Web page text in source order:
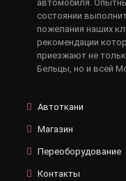
автомобиля.
состоянии
пожелания наших
рекомендации
приезжают не
Бельцы, но и всей
Автоткани
Магазин
Переоборудование
Контакты